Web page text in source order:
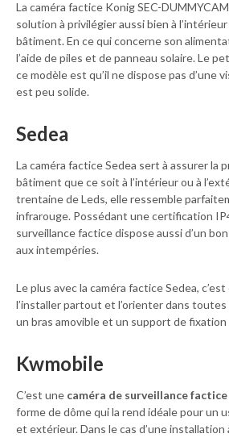
La caméra factice Konig SEC-
solution à privilégier aussi bien à l’intérieur
bâtiment. En ce qui concerne son
l’aide de piles et de panneau solaire. Le
ce modèle est qu’il ne dispose pas d’une
est peu solide.
Sedea
La caméra factice Sedea sert à assurer la
bâtiment que ce soit à l’intérieur ou à
trentaine de Leds, elle ressemble
infrarouge. Possédant une certification
surveillance factice dispose aussi d’un
aux intempéries.
Le plus avec la caméra factice Sedea,
l’installer partout et l’orienter dans
un bras amovible et un support de fixation
Kwmobile
C’est une caméra de surveillance factice
forme de dôme qui la rend idéale pour un
et extérieur. Dans le cas d’une installation